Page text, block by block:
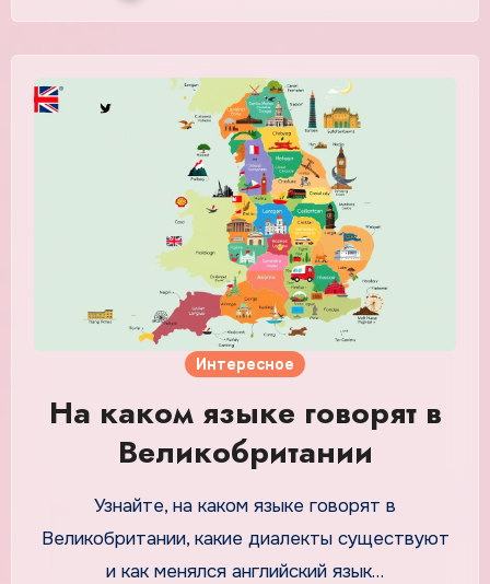
Интересное
На каком языке говорят в
Великобритании
Узнайте, на каком языке говорят в
Великобритании, какие диалекты существуют
и как менялся английский язык…